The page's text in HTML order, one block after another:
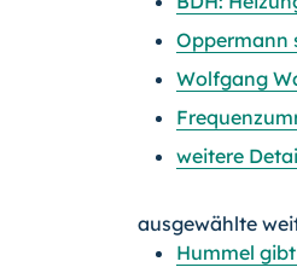
Oppermann
Wolfgang
weitere
ausgewählte
Hummel